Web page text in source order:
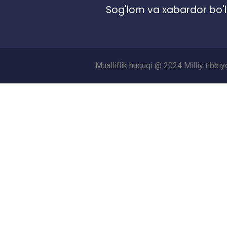
Sog'lom va xabardor
Mualliflik huquqi @ 2024 Milliy